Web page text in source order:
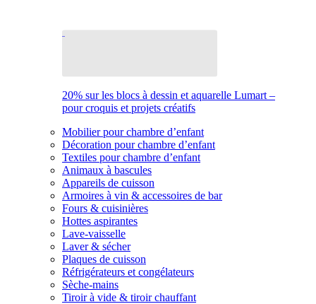
20% sur les blocs à dessin et aquarelle Lumart –
pour croquis et projets créatifs
Mobilier pour chambre d’enfant
Décoration pour chambre d’enfant
Textiles pour chambre d’enfant
Animaux à bascules
Appareils de cuisson
Armoires à vin & accessoires de bar
Fours & cuisinières
Hottes aspirantes
Lave-vaisselle
Laver & sécher
Plaques de cuisson
Réfrigérateurs et congélateurs
Sèche-mains
Tiroir à vide & tiroir chauffant